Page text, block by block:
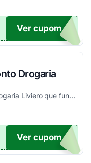
5OFF
Ver cupom
Drogaria
Se existir um código promocional Drogaria Liviero que funciona, estará aqui na nossa plataforma. Pegue o cupom e confira agora!
TICO
Ver cupom